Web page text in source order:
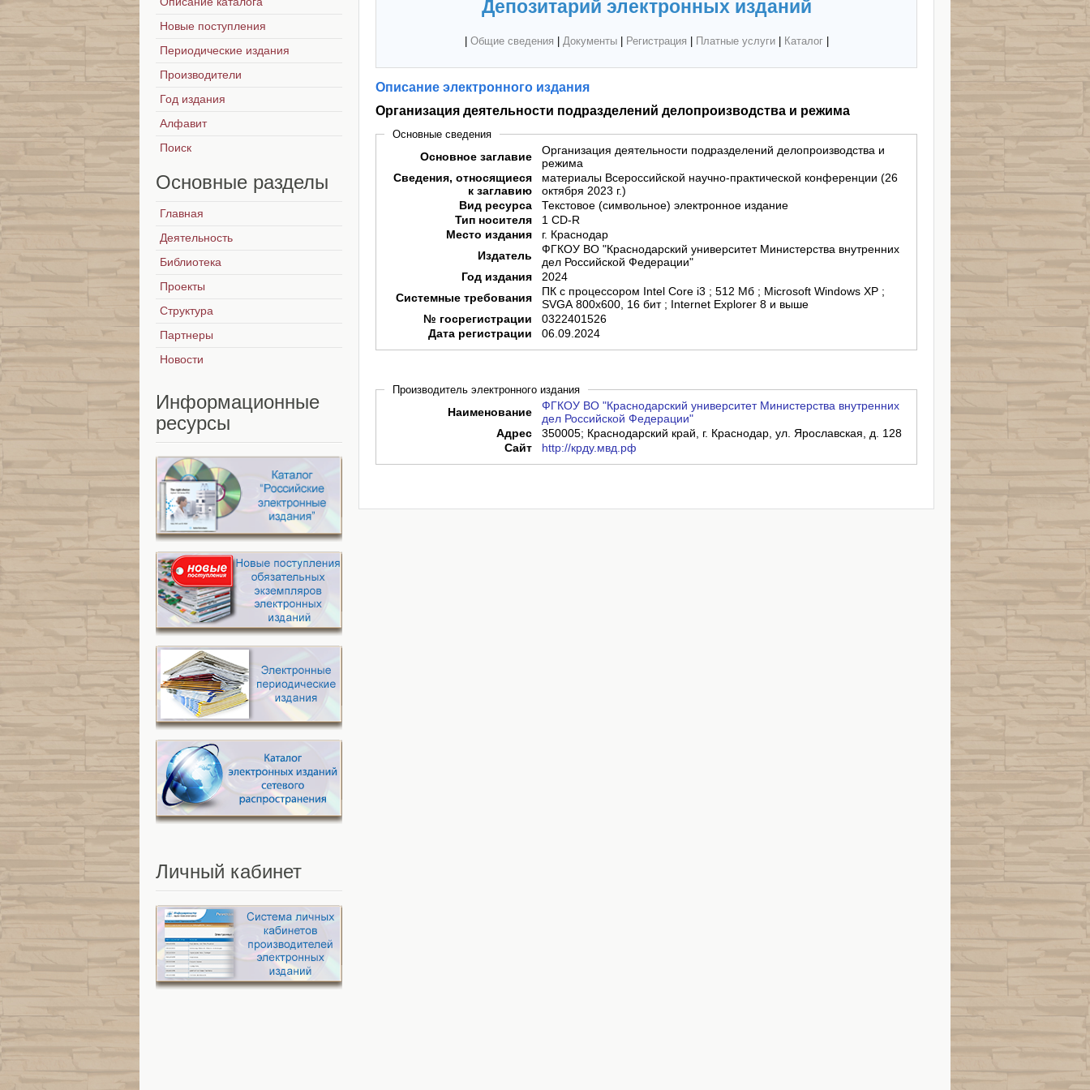
Депозитарий электронных изданий
Общие сведения Документы| Регистрация Платные услуги| Каталог|
Описание электронного издания
Организация деятельности подразделений делопроизводства и режима
Основные сведения
Основное заглавие
Организация деятельности подразделений делопроизводства и
режима
Сведения, относящиеся
к заглавию
материалы Всероссийской научно-практической конференции (26
октября 2023 г.)
Вид ресурса
Текстовое (символьное) электронное издание
Тип носителя
1 CD-R
Место издания
г. Краснодар
Издатель
ФГКОУ ВО "Краснодарский университет Министерства внутренних
дел Российской Федерации"
Год издания
2024
Системные требования
ПК с процессором Intel Core i3 ; 512 Мб ; Microsoft Windows XP ;
SVGA 800x600, 16 бит ; Internet Explorer 8 и выше
№ госрегистрации
0322401526
Дата регистрации
06.09.2024
Производитель электронного издания
Наименование
ФГКОУ ВО "Краснодарский университет Министерства внутренних
дел Российской Федерации"
Адрес
350005; Краснодарский край, г. Краснодар, ул. Ярославская, д. 128
Сайт
http://крду.мвд.рф
Новые поступления
Периодические издания
Производители
Год издания
Алфавит
Поиск
Основные разделы
Главная
Деятельность
Библиотека
Проекты
Структура
Партнеры
Новости
Информационные
ресурсы
Личный кабинет